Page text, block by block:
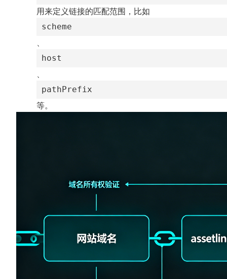
用来定义链接的匹配范围，比如
scheme
、
host
、
pathPrefix
等。